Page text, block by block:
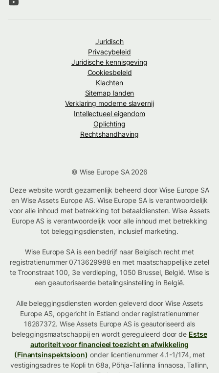
Juridisch
Privacybeleid
Juridische kennisgeving
Cookiesbeleid
Klachten
Sitemap landen
Verklaring moderne slavernij
Intellectueel eigendom
Oplichting
Rechtshandhaving
© Wise Europe SA 2026
Deze website wordt gezamenlijk beheerd door Wise Europe SA
en Wise Assets Europe AS. Wise Europe SA is verantwoordelijk
voor alle inhoud met betrekking tot betaaldiensten. Wise Assets
Europe AS is verantwoordelijk voor alle inhoud met betrekking
tot beleggingsdiensten, inclusief marketing.
Wise Europe SA is een bedrijf naar Belgisch recht met
registratienummer 0713629988 en met maatschappelijke zetel
te Troonstraat 100, 3e verdieping, 1050 Brussel, België. Wise is
een geautoriseerde betalingsinstelling in België.
Alle beleggingsdiensten worden geleverd door Wise Assets
Europe AS, opgericht in Estland onder registratienummer
16267372. Wise Assets Europe AS is geautoriseerd als
beleggingsmaatschappij en wordt gereguleerd door de Estse
autoriteit voor financieel toezicht en afwikkeling
(Finantsinspektsioon) onder licentienummer 4.1-1/174, met
vestigingsadres te Kopli tn 68a, Põhja-Tallinna linnaosa, Tallinn,